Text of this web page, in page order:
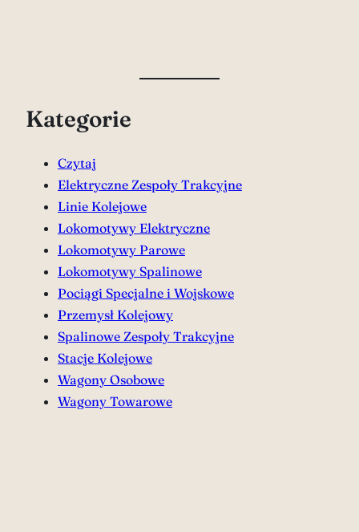
Kategorie
Czytaj
Elektryczne Zespoły Trakcyjne
Linie Kolejowe
Lokomotywy Elektryczne
Lokomotywy Parowe
Lokomotywy Spalinowe
Pociągi Specjalne i Wojskowe
Przemysł Kolejowy
Spalinowe Zespoły Trakcyjne
Stacje Kolejowe
Wagony Osobowe
Wagony Towarowe